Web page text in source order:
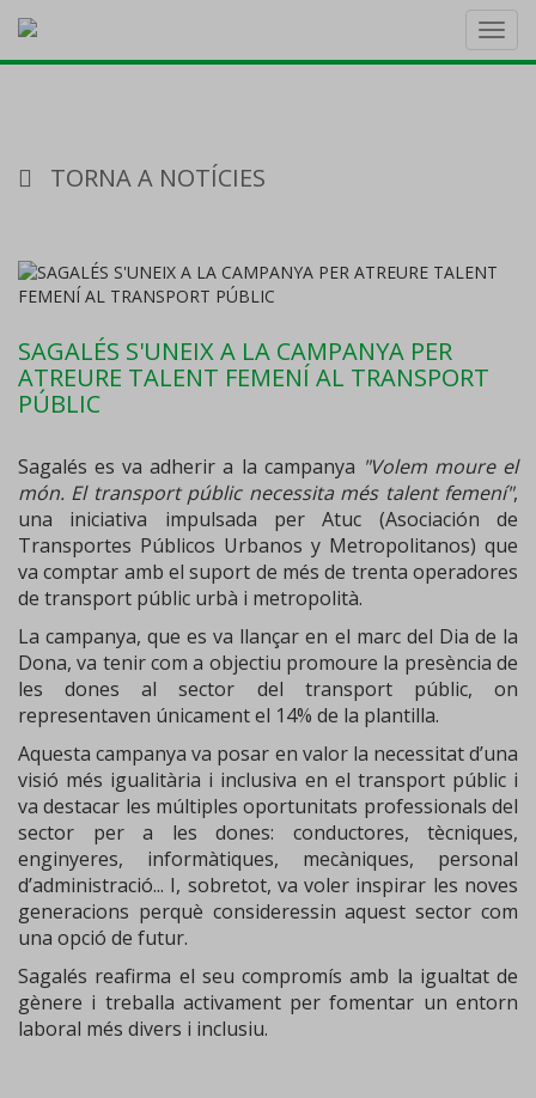
TORNA A NOTÍCIES
SAGALÉS S'UNEIX A LA CAMPANYA PER
ATREURE TALENT FEMENÍ AL TRANSPORT
PÚBLIC
Sagalés es va adherir a la campanya "Volem moure el
món. El transport públic necessita més talent femení",
una iniciativa impulsada per Atuc (Asociación de
Transportes Públicos Urbanos y Metropolitanos) que
va comptar amb el suport de més de trenta operadores
de transport públic urbà i metropolità.
La campanya, que es va llançar en el marc del Dia de la
Dona, va tenir com a objectiu promoure la presència de
les dones al sector del transport públic, on
representaven únicament el 14% de la plantilla.
Aquesta campanya va posar en valor la necessitat d’una
visió més igualitària i inclusiva en el transport públic i
va destacar les múltiples oportunitats professionals del
sector per a les dones: conductores, tècniques,
enginyeres, informàtiques, mecàniques, personal
d’administració... I, sobretot, va voler inspirar les noves
generacions perquè consideressin aquest sector com
una opció de futur.
Sagalés reafirma el seu compromís amb la igualtat de
gènere i treballa activament per fomentar un entorn
laboral més divers i inclusiu.